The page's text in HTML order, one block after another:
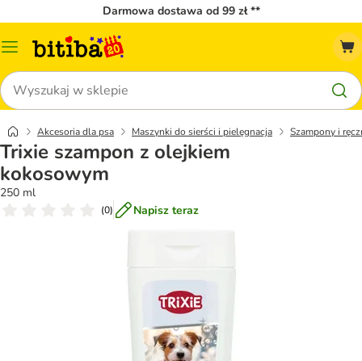
Darmowa dostawa od 99 zł **
Menu
Szukaj
Akcesoria dla psa Maszynki do sierści i pielęgnacja Szampony i
Trixie szampon z olejkiem
kokosowym
250 ml
(0) Napisz teraz